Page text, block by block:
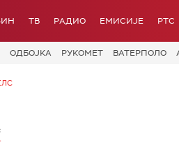
ТВ РАДИО ЕМИСИЈЕ РТС
ОДБОЈКА РУКОМЕТ ВАТЕРПОЛО